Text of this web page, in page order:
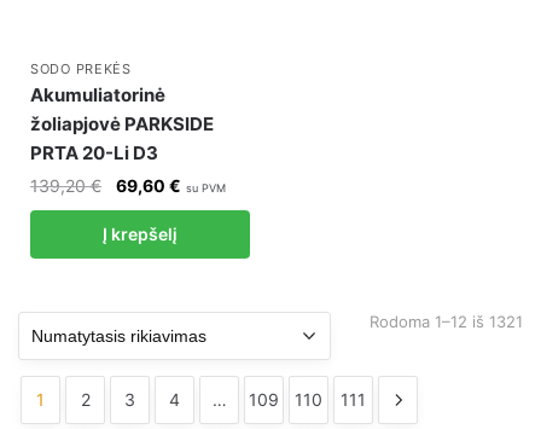
SODO PREKĖS
Akumuliatorinė
žoliapjovė PARKSIDE
PRTA 20-Li D3
139,20€
Original
price
was:
139,20 €.
69,60 € Current
price
69,60 €.
su PVM
Į krepšelį
Rodoma 1–12 iš 1321
1 2 3 4 … 109 110 111